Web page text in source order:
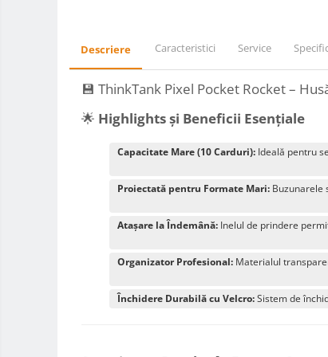
Cabluri si Patine Sincron
Protectie patina apa, ploaie
Bounce-uri, Softbox-uri
Bracket-uri si suporti
Huse protectie blitz extern
Carduri memorie, Cititoare
Cititoare carduri
Descriere Caracteristici Service
💾 ThinkTank Pixel Pocket Rocket –
🌟 Highlights și Beneficii Esențiale
Capacitate Mare (10 Carduri): Ideală pentru
Proiectată pentru Formate Mari: Buzunarele
Atașare la Îndemână: Inelul de prindere
Organizator Profesional: Materialul
Închidere Durabilă cu Velcro:Sistem de